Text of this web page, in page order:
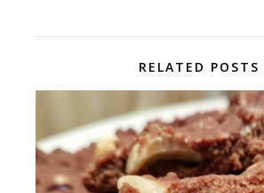
RELATED POSTS